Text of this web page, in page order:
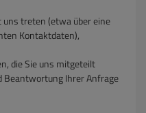
treten (etwa über eine
Kontaktdaten),
Sie uns mitgeteilt
Beantwortung Ihrer Anfrage